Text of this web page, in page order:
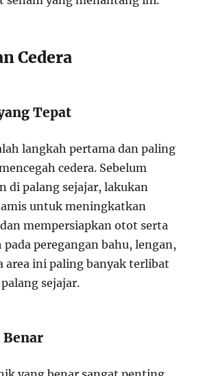
Cedera
Tepat
langkah pertama dan paling
cedera. Sebelum
di palang sejajar, lakukan
untuk meningkatkan
mempersiapkan otot serta
pada peregangan bahu, lengan,
area ini paling banyak terlibat
sejajar.